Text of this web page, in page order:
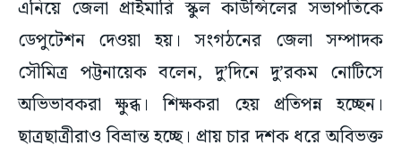
এনিয়ে জেলা প্রাইমারি স্কুল কাউন্সিলের সভাপতিকে
ডেপুটেশন দেওয়া হয়। সংগঠনের জেলা সম্পাদক
সৌমিত্র পট্টনায়েক বলেন, দু’দিনে দু’রকম নোটিসে
অভিভাবকরা ক্ষুব্ধ। শিক্ষকরা হেয় প্রতিপন্ন হচ্ছেন।
ছাত্রছাত্রীরাও বিভ্রান্ত হচ্ছে। প্রায় চার দশক ধরে অবিভক্ত